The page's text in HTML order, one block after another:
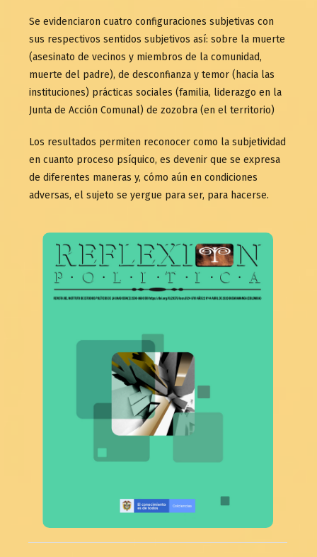
Se evidenciaron cuatro configuraciones subjetivas con
sus respectivos sentidos subjetivos así: sobre la muerte
(asesinato de vecinos y miembros de la comunidad,
muerte del padre), de desconfianza y temor (hacia las
instituciones) prácticas sociales (familia, liderazgo en la
Junta de Acción Comunal) de zozobra (en el territorio)
Los resultados permiten reconocer como la subjetividad
en cuanto proceso psíquico, es devenir que se expresa
de diferentes maneras y, cómo aún en condiciones
adversas, el sujeto se yergue para ser, para hacerse.